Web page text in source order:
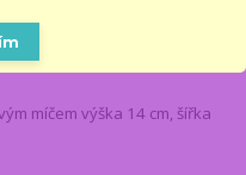
míčem výška 14 cm, šířka